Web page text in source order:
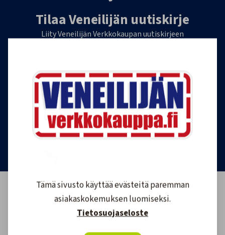
Tilaa Veneilijän uutiskirje
Liity Veneilijän Verkkokaupan uutiskirjeen
ensimmäisten joukossa. Lähetämme 1-4
uutiskirjettä kuukaudessa. Voit perua uutiskirjeen
tilauksen milloin tahansa.
Tilaa uutiskirje
Tämä sivusto käyttää evästeitä paremman
asiakaskokemuksen luomiseksi.
Tietosuojaseloste